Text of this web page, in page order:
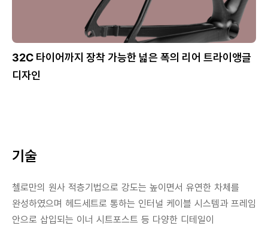
32C 타이어까지 장착 가능한 넓은 폭의 리어 트라이앵글
디자인
기술
첼로만의 원사 적층기법으로 강도는 높이면서 유연한 차체를
완성하였으며 헤드세트로 통하는 인터널 케이블 시스템과 프레임
안으로 삽입되는 이너 시트포스트 등 다양한 디테일이